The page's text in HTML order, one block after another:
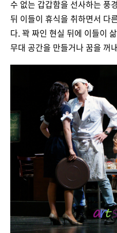
수 없는 갑갑함을 선사하는 풍
뒤 이들이 휴식을 취하면서 다
다. 꽉 짜인 현실 뒤에 이들이
무대 공간을 만들거나 꿈을 꺼